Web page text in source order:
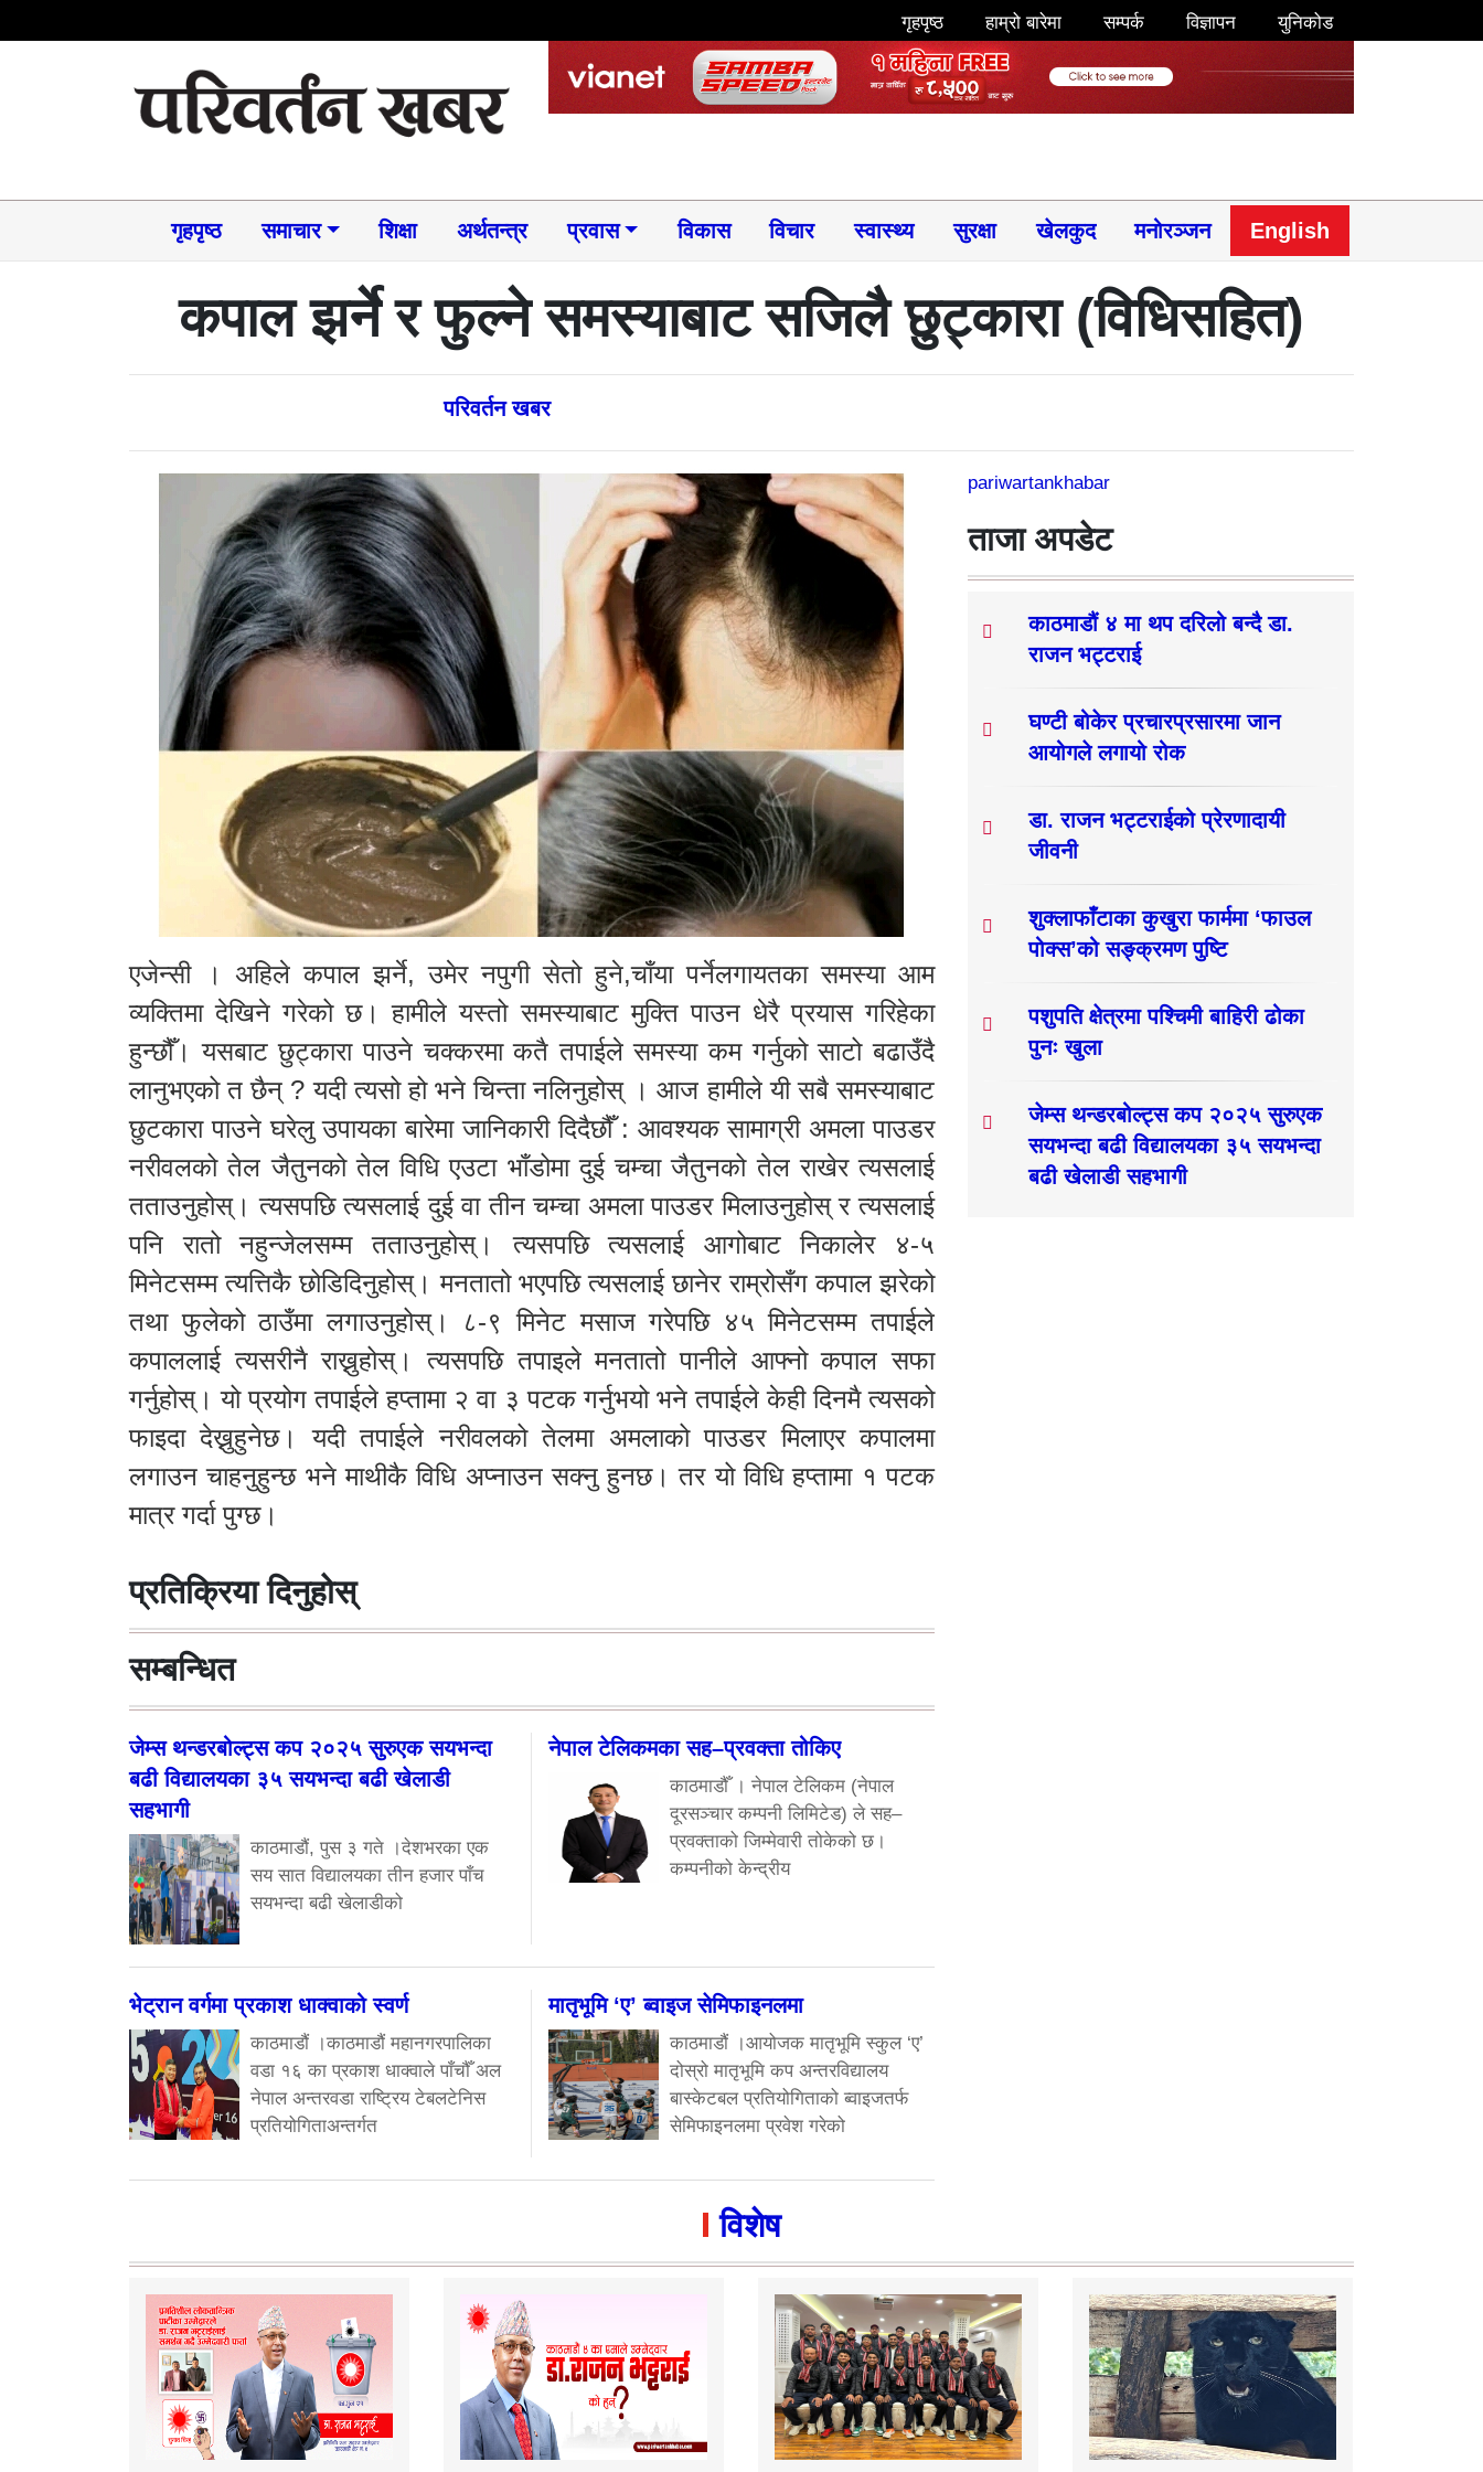
गृहपृष्ठ हाम्रो बारेमा सम्पर्क विज्ञापन युनिकोड
गृहपृष्ठ समाचार​ शिक्षा अर्थतन्त्र प्रवास विकास विचार स्वास्थ्य सुरक्षा खेलकुद मनोरञ्जन English
कपाल झर्ने र फुल्ने समस्याबाट सजिलै छुट्कारा (विधिसहित)
परिवर्तन खबर
एजेन्सी । अहिले कपाल झर्ने, उमेर नपुगी सेतो हुने,चाँया पर्नेलगायतका समस्या आम
व्यक्तिमा देखिने गरेको छ। हामीले यस्तो समस्याबाट मुक्ति पाउन धेरै प्रयास गरिहेका
हुन्छौँ। यसबाट छुट्कारा पाउने चक्करमा कतै तपाईले समस्या कम गर्नुको साटो बढाउँदै
लानुभएको त छैन् ? यदी त्यसो हो भने चिन्ता नलिनुहोस् । आज हामीले यी सबै समस्याबाट
छुटकारा पाउने घरेलु उपायका बारेमा जानिकारी दिदैछौँ : आवश्यक सामाग्री अमला पाउडर
नरीवलको तेल जैतुनको तेल विधि एउटा भाँडोमा दुई चम्चा जैतुनको तेल राखेर त्यसलाई
तताउनुहोस्। त्यसपछि त्यसलाई दुई वा तीन चम्चा अमला पाउडर मिलाउनुहोस् र त्यसलाई
पनि रातो नहुन्जेलसम्म तताउनुहोस्। त्यसपछि त्यसलाई आगोबाट निकालेर ४-५
मिनेटसम्म त्यत्तिकै छोडिदिनुहोस्। मनतातो भएपछि त्यसलाई छानेर राम्रोसँग कपाल झरेको
तथा फुलेको ठाउँमा लगाउनुहोस्। ८-९ मिनेट मसाज गरेपछि ४५ मिनेटसम्म तपाईले
कपाललाई त्यसरीनै राख्नुहोस्। त्यसपछि तपाइले मनतातो पानीले आफ्नो कपाल सफा
गर्नुहोस्। यो प्रयोग तपाईले हप्तामा २ वा ३ पटक गर्नुभयो भने तपाईले केही दिनमै त्यसको
फाइदा देख्नुहुनेछ। यदी तपाईले नरीवलको तेलमा अमलाको पाउडर मिलाएर कपालमा
लगाउन चाहनुहुन्छ भने माथीकै विधि अप्नाउन सक्नु हुनछ। तर यो विधि हप्तामा १ पटक
मात्र गर्दा पुग्छ।
प्रतिक्रिया दिनुहोस्
सम्बन्धित
जेम्स थन्डरबोल्ट्स कप २०२५ सुरुएक सयभन्दा
बढी विद्यालयका ३५ सयभन्दा बढी खेलाडी
सहभागी
काठमाडौं, पुस ३ गते ।देशभरका एक
सय सात विद्यालयका तीन हजार पाँच
सयभन्दा बढी खेलाडीको
नेपाल टेलिकमका सह–प्रवक्ता तोकिए
काठमाडौँ । नेपाल टेलिकम (नेपाल
दूरसञ्चार कम्पनी लिमिटेड) ले सह–
प्रवक्ताको जिम्मेवारी तोकेको छ।
कम्पनीको केन्द्रीय
भेट्रान वर्गमा प्रकाश धाक्वाको स्वर्ण
काठमाडौं ।काठमाडौं महानगरपालिका
वडा १६ का प्रकाश धाक्वाले पाँचौँ अल
नेपाल अन्तरवडा राष्ट्रिय टेबलटेनिस
प्रतियोगिताअन्तर्गत
मातृभूमि ‘ए’ ब्वाइज सेमिफाइनलमा
काठमाडौं ।आयोजक मातृभूमि स्कुल ‘ए’
दोस्रो मातृभूमि कप अन्तरविद्यालय
बास्केटबल प्रतियोगिताको ब्वाइजतर्फ
सेमिफाइनलमा प्रवेश गरेको
pariwartankhabar
ताजा अपडेट
काठमाडौं ४ मा थप दरिलो बन्दै डा.
राजन भट्टराई
घण्टी बोकेर प्रचारप्रसारमा जान
आयोगले लगायो रोक
डा. राजन भट्टराईको प्रेरणादायी
जीवनी
शुक्लाफाँटाका कुखुरा फार्ममा ‘फाउल
पोक्स’को सङ्क्रमण पुष्टि
पशुपति क्षेत्रमा पश्चिमी बाहिरी ढोका
पुनः खुला
जेम्स थन्डरबोल्ट्स कप २०२५ सुरुएक
सयभन्दा बढी विद्यालयका ३५ सयभन्दा
बढी खेलाडी सहभागी
विशेष